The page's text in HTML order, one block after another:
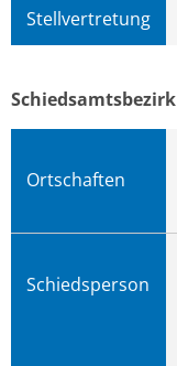
Stellvertretung
Ortschaften
Schiedsperson